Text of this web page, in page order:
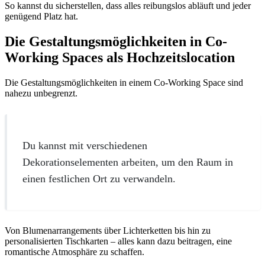
So kannst du sicherstellen, dass alles reibungslos abläuft und jeder
genügend Platz hat.
Die Gestaltungsmöglichkeiten in Co-
Working Spaces als Hochzeitslocation
Die Gestaltungsmöglichkeiten in einem Co-Working Space sind
nahezu unbegrenzt.
Du kannst mit verschiedenen
Dekorationselementen arbeiten, um den Raum in
einen festlichen Ort zu verwandeln.
Von Blumenarrangements über Lichterketten bis hin zu
personalisierten Tischkarten – alles kann dazu beitragen, eine
romantische Atmosphäre zu schaffen.